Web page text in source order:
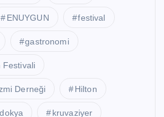
ENUYGUN festival
gastronomi
Festivali
Derneği Hilton
kruvaziyer